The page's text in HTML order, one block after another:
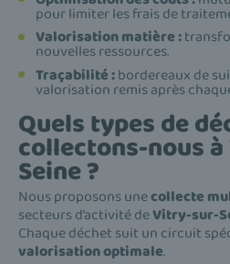
pour limiter les frais de
Valorisation matière :
nouvelles ressources.
Traçabilité :bordereaux de
valorisation remis après
Quels types de
collectons-nous
Seine ?
Nous proposons unecollecte
secteurs d’activité deVitry-sur-
Chaque déchet suit un circuit
valorisation optimale.